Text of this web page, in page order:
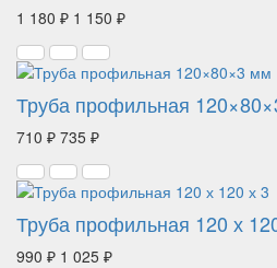
1 180 ₽ 1 150 ₽
Труба профильная
710 ₽ 735 ₽
Труба профильная 120 х
990 ₽ 1 025 ₽